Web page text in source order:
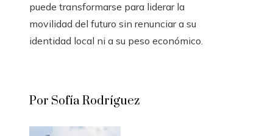
puede transformarse para liderar la
movilidad del futuro sin renunciar a su
identidad local ni a su peso económico.
Por Sofía Rodríguez